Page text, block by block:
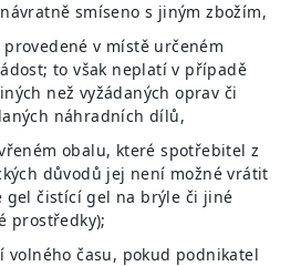
smíseno s jiným zbožím,
v místě určeném
to však neplatí v případě
než vyžádaných oprav či
náhradních dílů,
obalu, které spotřebitel z
důvodů jej není možné vrátit
gel čistící gel na brýle či jiné
prostředky);
volného času, pokud podnikatel